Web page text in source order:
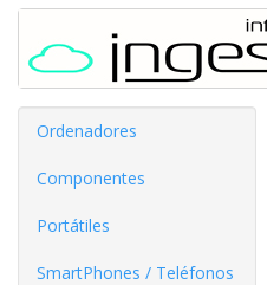
Ordenadores
Componentes
Portátiles
SmartPhones / Teléfonos